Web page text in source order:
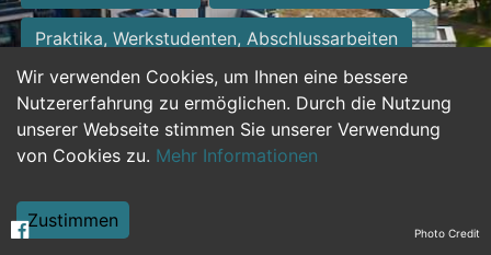
Wir verwenden Cookies, um Ihnen eine bessere
Nutzererfahrung zu ermöglichen. Durch die Nutzung
unserer Webseite stimmen Sie unserer Verwendung
von Cookies zu. Mehr Informationen
Zustimmen
Praktika, Werkstudenten, Abschlussarbeiten
Personalwesen Assistenz, Sekretariat
Hilfskräfte, Aushilfs- und Nebenjobs
Weiterbildung, Studium, duale Ausbildung Photo Credit